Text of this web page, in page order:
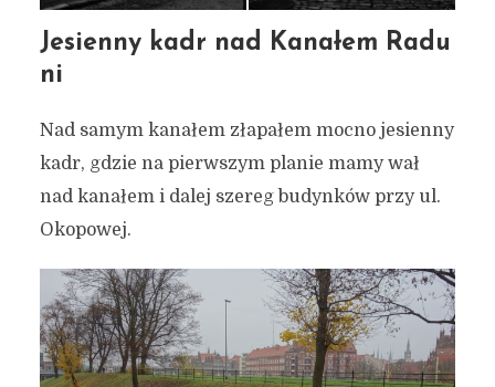
Jesienny kadr nad Kanałem Radu
ni
Nad samym kanałem złapałem mocno jesienny
kadr, gdzie na pierwszym planie mamy wał
nad kanałem i dalej szereg budynków przy ul.
Okopowej.